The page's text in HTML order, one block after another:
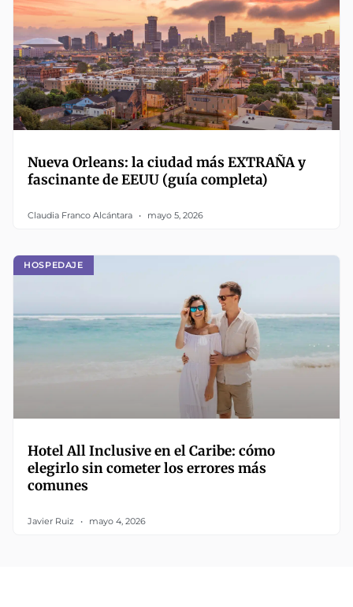
Nueva Orleans: la ciudad más EXTRAÑA y
fascinante de EEUU (guía completa)
Claudia Franco Alcántara mayo 5, 2026
HOSPEDAJE
Hotel All Inclusive en el Caribe: cómo
elegirlo sin cometer los errores más
comunes
Javier Ruiz mayo 4, 2026